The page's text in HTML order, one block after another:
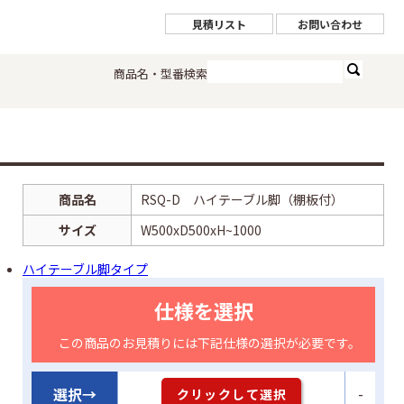
見積リスト お問い合わせ
商品名・型番検索
商品名
RSQ-D ハイテーブル脚（棚板付）
サイズ
W500xD500xH~1000
ハイテーブル脚タイプ
仕様を選択
この商品のお見積りには下記仕様の選択が必要です。
選択→ クリックして選択 -